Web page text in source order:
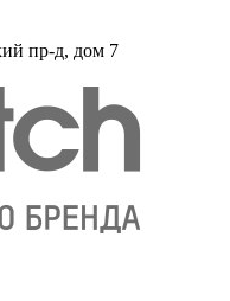
пр-д, дом 7